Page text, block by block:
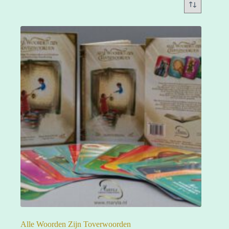
Alle Woorden Zijn Toverwoorden